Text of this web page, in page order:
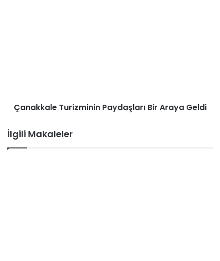
Çanakkale Turizminin Paydaşları Bir Araya Geldi
İlgili Makaleler